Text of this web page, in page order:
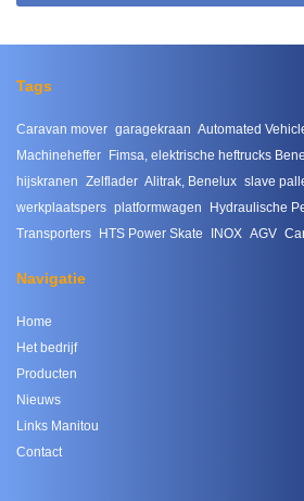
Tags
Caravan mover garagekraan Automated
Machineheffer
Fimsa, elektrische heftrucks
hijskranen
Zelflader Alitrak, Benelux slave
werkplaatspers platformwagen Hydraulische
Transporters
HTS Power Skate INOX AGV
Navigatie
Home
Het bedrijf
Producten
Nieuws
Links Manitou
Contact